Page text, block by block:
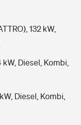
132 kW,
kW, Diesel, Kombi,
Diesel, Kombi,